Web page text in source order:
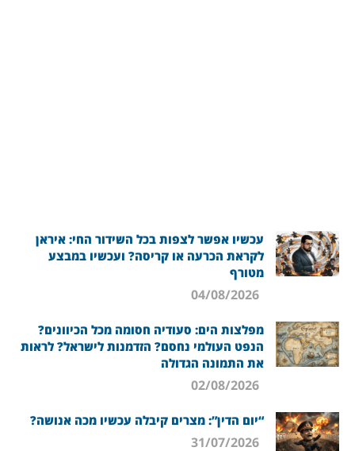
עכשיו אפשר לצפות בכל השידור החי: איראן
לקראת הכרעה או קריסה? ועכשיו במבצע
מטורף
מפלצות הים: סעודיה חסומה מכל הכיוונים?
הנפט העולמי נחסם? הזדמנות לישראל? לראות
את התמונה הגדולה
“יום הדין”: מצרים קיבלה עכשיו מכה אנושה?